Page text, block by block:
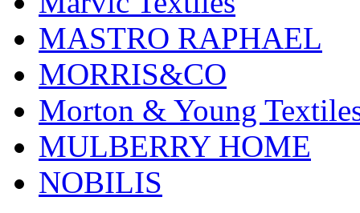
MASTRO RAPHAEL
MORRIS&CO
Morton & Young
MULBERRY HOME
NOBILIS